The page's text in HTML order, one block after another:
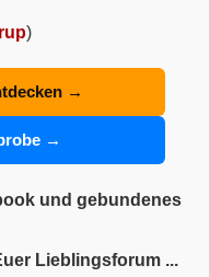
)
→
→
und gebundenes
Lieblingsforum ...